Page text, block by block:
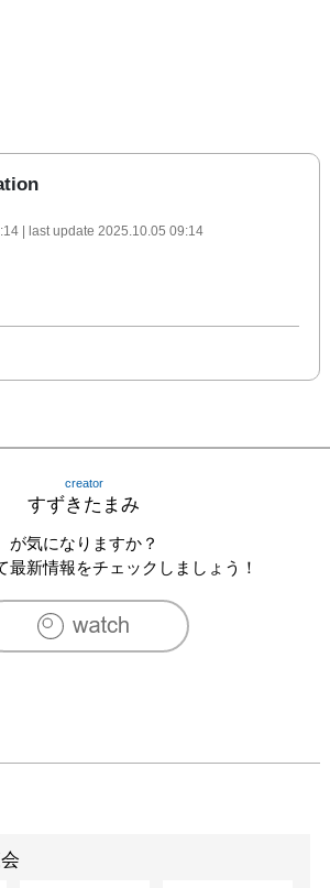
| last update 2025.10.05 09:14
creator
すずきたまみ
が気になりますか？
最新情報をチェックしましょう！